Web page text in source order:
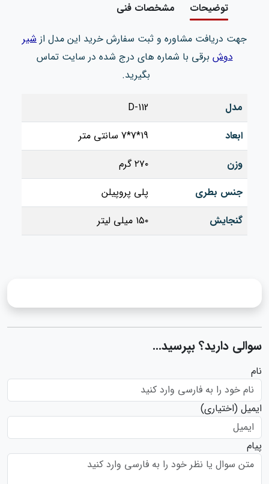
توضیحات مشخصات فنی
جهت دریافت مشاوره و ثبت سفارش خرید این مدل از شیر
دوش برقی با شماره های درج شده در سایت تماس
بگیرید.
مدل
D-112
ابعاد
19*7*7 سانتی متر
وزن
۲۷۰ گرم
جنس بطری
پلی‌ پروپیلن
گنجایش
۱۵۰ میلی لیتر
سوالی دارید؟ بپرسید...
نام
ایمیل (اختیاری)
پیام